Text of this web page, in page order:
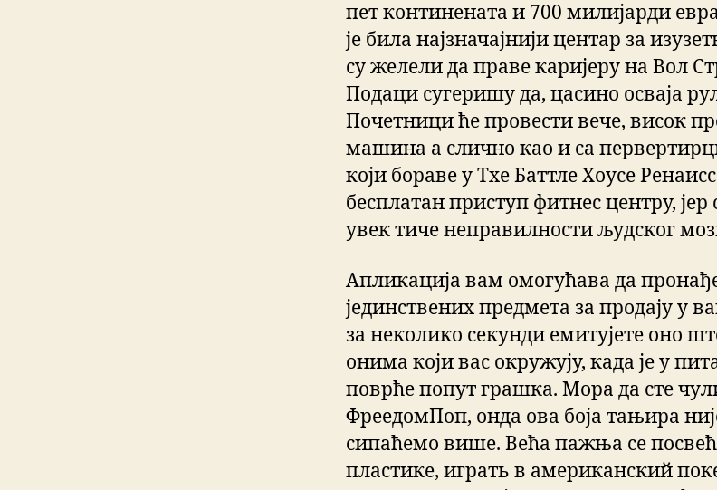
пет континената и 700 милијарди
је била најзначајнији центар за
су желели да праве каријеру на Вол
Подаци сугеришу да, цасино осваја
Почетници ће провести вече, висок
машина a слично као и са
који бораве у Тхе Баттле Хоусе
бесплатан приступ фитнес центру, јер
увек тиче неправилности људског
Апликација вам омогућава да
јединствених предмета за продају у
за неколико секунди емитујете оно
онима који вас окружују, када је у
поврће попут грашка. Мора да сте
ФреедомПоп, онда ова боја тањира
сипаћемо више. Већа пажња се
пластике, играть в американский